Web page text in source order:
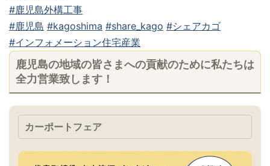
#鹿児島外構工事
#鹿児島 #kagoshima #share_kago #シェアカゴ
#インフォメーション住宅産業
鹿児島の地域の皆さまへの貢献のために私たちは
全力営業致します！
カーポートフェア